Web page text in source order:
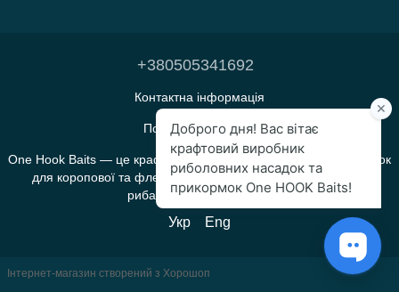
+380505341692
Контактна інформація
Повна версія сайту
One Hook Baits — це крафтове виробництво прикормок і насадок
для коропової та флет-фідерної риболовлі, яке створене
рибалками для рибалок.
Укр Eng
Інтернет-магазин створений з Хорошоп